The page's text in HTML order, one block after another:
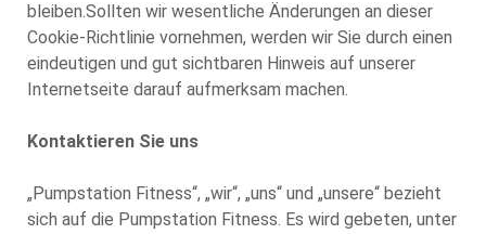
bleiben.Sollten wir wesentliche Änderungen an dieser
Cookie-Richtlinie vornehmen, werden wir Sie durch einen
eindeutigen und gut sichtbaren Hinweis auf unserer
Internetseite darauf aufmerksam machen.
Kontaktieren Sie uns
„Pumpstation Fitness“, „wir“, „uns“ und „unsere“ bezieht
sich auf die Pumpstation Fitness. Es wird gebeten, unter